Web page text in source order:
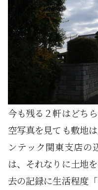
今も残る２軒はどち
空写真を見ても敷地
ンテック関東支店の
は、それなりに土地
去の記録に生活程度